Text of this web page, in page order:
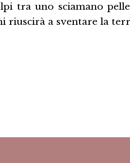
tra uno sciamano
riuscirà a sventare la